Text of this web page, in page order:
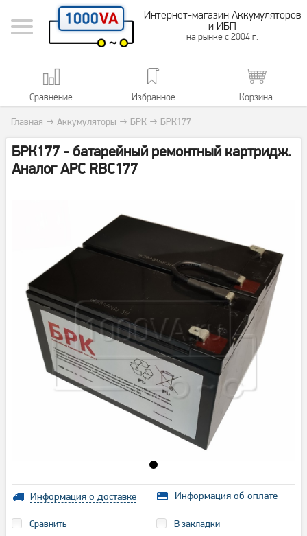
Интернет-магазин Аккумуляторов
и ИБП
на рынке с 2004 г.
Сравнение Избранное Корзина
Главная → Аккумуляторы → БРК → БРК177
БРК177 - батарейный ремонтный картридж.
Аналог APC RBC177
Информация о доставке Информация об оплате
Сравнить В закладки